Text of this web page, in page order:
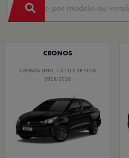
CRONOS
CRONOS DRIVE 1.0 FLEX 4P 2026
2025/2026